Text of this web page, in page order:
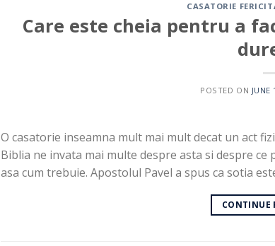
CASATORIE
Care este cheia pentru a
POSTED ON JUNE
O casatorie inseamna mult mai mult decat un act
Biblia ne invata mai multe despre asta si despre
asa cum trebuie. Apostolul Pavel a spus ca sotia
CONTINUE